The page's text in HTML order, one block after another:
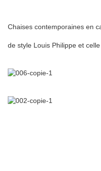
Chaises contemporaines en
de style Louis Philippe et